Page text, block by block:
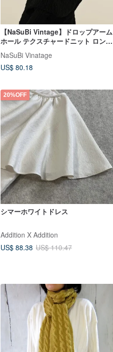
【NaSuBi Vintage】ドロップアーム
ホール テクスチャードニット ロング
丈 古着トップス
NaSuBi Vinatage
US$ 80.18
20%OFF
シマーホワイトドレス
Addition X Addition
US$ 88.38 US$ 110.47